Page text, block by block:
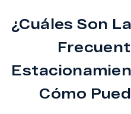
¿Cuáles Son
Cómo